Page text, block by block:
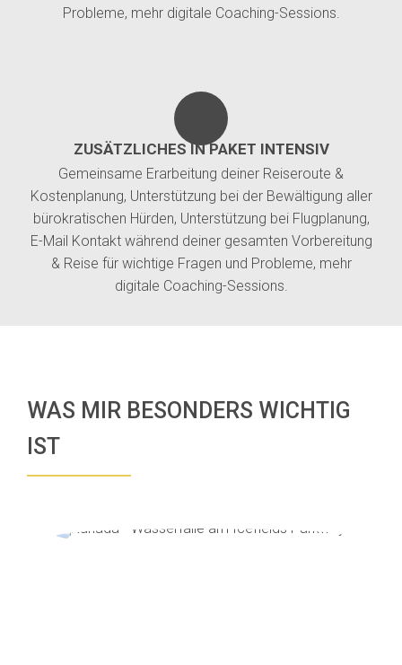
Probleme, mehr digitale Coaching-Sessions.
ZUSÄTZLICHES IN PAKET INTENSIV
Gemeinsame Erarbeitung deiner Reiseroute &
Kostenplanung, Unterstützung bei der Bewältigung aller
bürokratischen Hürden, Unterstützung bei Flugplanung,
E-Mail Kontakt während deiner gesamten Vorbereitung
& Reise für wichtige Fragen und Probleme, mehr
digitale Coaching-Sessions.
WAS MIR BESONDERS WICHTIG
IST